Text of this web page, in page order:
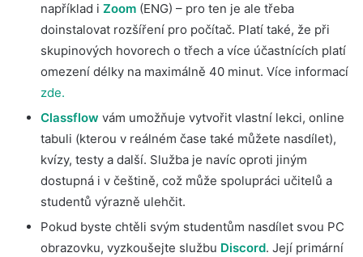
například i Zoom (ENG) – pro ten je ale třeba
doinstalovat rozšíření pro počítač. Platí také, že při
skupinových hovorech o třech a více účastnících platí
omezení délky na maximálně 40 minut. Více informací
zde.
Classflow vám umožňuje vytvořit vlastní lekci, online
tabuli (kterou v reálném čase také můžete nasdílet),
kvízy, testy a další. Služba je navíc oproti jiným
dostupná i v češtině, což může spolupráci učitelů a
studentů výrazně ulehčit.
Pokud byste chtěli svým studentům nasdílet svou PC
obrazovku, vyzkoušejte službu Discord. Její primární